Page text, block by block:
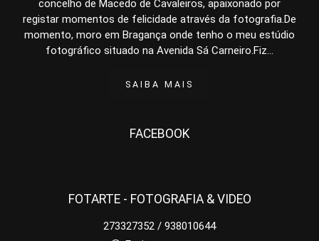
concelho de Macedo de Cavaleiros, apaixonado por
registar momentos de felicidade através da fotografia.De
momento, moro em Bragança onde tenho o meu estúdio
fotográfico situado na Avenida Sá Carneiro.Fiz...
SAIBA MAIS
FACEBOOK
FOTARTE - FOTOGRAFIA & VIDEO
273327352 / 938010644